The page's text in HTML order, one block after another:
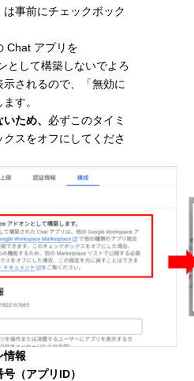
は事前にチェックボック
Chat アプリを
として構築しないでよろ
示されるので、「無効に
す。
ため、 必ずこのタイミ
スをオフにしてくださ
情報
（アプリID）